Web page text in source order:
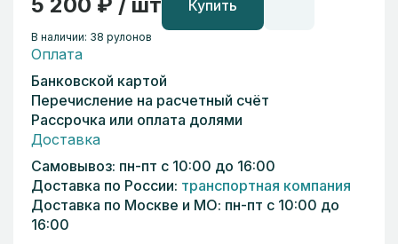
Купить
В наличии: 38 рулонов
Оплата
Банковской картой
Перечисление на расчетный счёт
Рассрочка или оплата долями
Доставка
Самовывоз: пн-пт с 10:00 до 16:00
Доставка по России: транспортная компания
Доставка по Москве и МО: пн-пт с 10:00 до
16:00